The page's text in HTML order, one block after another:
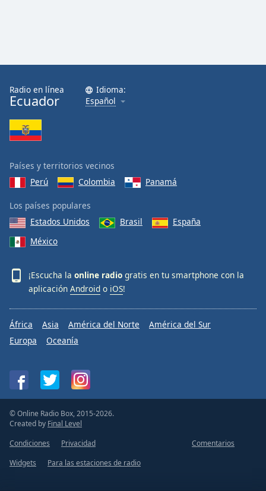
Radio en línea
Ecuador
Idioma:
Español
Países y territorios vecinos
Perú
Colombia Panamá
Los países populares
Estados Unidos
Brasil
España
México
¡Escucha la online radio gratis en tu smartphone con la
aplicación Android o iOS!
África Asia América del Norte
América del Sur
Europa
Oceanía
© Online Radio Box, 2015-2026.
Created by Final Level
Condiciones
Privacidad
Comentarios
Widgets
Para las estaciones de radio